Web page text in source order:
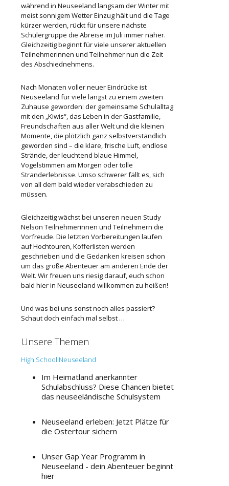
während in Neuseeland langsam der Winter mit
meist sonnigem Wetter Einzug hält und die Tage
kürzer werden, rückt für unsere nächste
Schülergruppe die Abreise im Juli immer näher.
Gleichzeitig beginnt für viele unserer aktuellen
Teilnehmerinnen und Teilnehmer nun die Zeit
des Abschiednehmens.
Nach Monaten voller neuer Eindrücke ist
Neuseeland für viele längst zu einem zweiten
Zuhause geworden: der gemeinsame Schulalltag
mit den „Kiwis“, das Leben in der Gastfamilie,
Freundschaften aus aller Welt und die kleinen
Momente, die plötzlich ganz selbstverständlich
geworden sind – die klare, frische Luft, endlose
Strände, der leuchtend blaue Himmel,
Vogelstimmen am Morgen oder tolle
Stranderlebnisse. Umso schwerer fällt es, sich
von all dem bald wieder verabschieden zu
müssen.
Gleichzeitig wächst bei unseren neuen Study
Nelson Teilnehmerinnen und Teilnehmern die
Vorfreude. Die letzten Vorbereitungen laufen
auf Hochtouren, Kofferlisten werden
geschrieben und die Gedanken kreisen schon
um das große Abenteuer am anderen Ende der
Welt. Wir freuen uns riesig darauf, euch schon
bald hier in Neuseeland willkommen zu heißen!
Und was bei uns sonst noch alles passiert?
Schaut doch einfach mal selbst …
Unsere Themen
High School Neuseeland
Im Heimatland anerkannter
Schulabschluss? Diese Chancen bietet
das neuseeländische Schulsystem
Neuseeland erleben: Jetzt Plätze für
die Ostertour sichern
Unser Gap Year Programm in
Neuseeland - dein Abenteuer beginnt
hier